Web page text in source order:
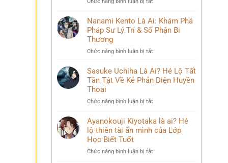
và
bí
ẩn
Phá
Trình
Biến
Bi
Ashido
là
lộ
năng
lực’
chuyện
thú
vị
Nanami Kento Là Ai: Khám Phá
Pháp Sư Lý Trí & Số Phận Bi
Thương
Chức năng bình luận bị tắt
Kento
Là
Phá
Sư
Lý
Số
Sasuke Uchiha Là Ai? Hé Lộ Tất
Tần Tật Về Kẻ Phản Diện Huyền
Thoại
Chức năng bình luận bị tắt
Uchiha
Lộ
Ayanokouji Kiyotaka là ai? Hé
lộ thiên tài ẩn mình của Lớp
Học Biết Tuốt
Chức năng bình luận bị tắt